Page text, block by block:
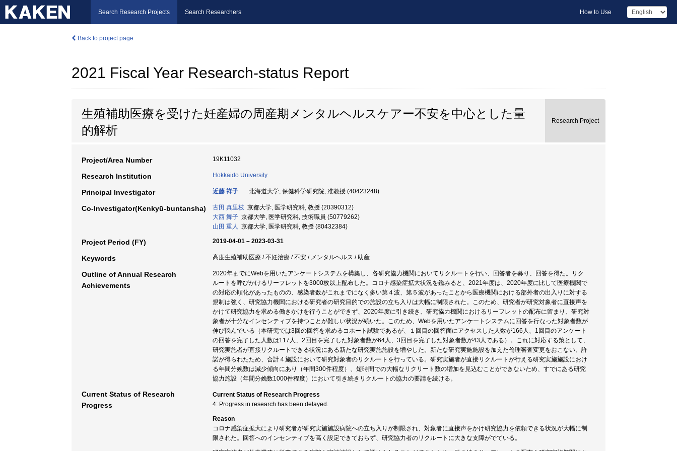
Search Research Projects Search Researchers How to Use
Back to project page
2021 Fiscal Year Research-status Report
生殖補助医療を受けた妊産婦の周産期メンタルヘルスケアー不安を中心とした量
的解析
Research Project
Project/Area Number 19K11032
Research Institution Hokkaido University
Principal Investigator 近藤 祥子 北海道大学, 保健科学研究院, 准教授 (40423248)
Co-Investigator(Kenkyū-buntansha) 古田 真里枝 京都大学, 医学研究科, 教授 (20390312)
大西 舞子 京都大学, 医学研究科, 技術職員 (50779262)
山田 重人 京都大学, 医学研究科, 教授 (80432384)
Project Period (FY) 2019-04-01 – 2023-03-31
Keywords 高度生殖補助医療 / 不妊治療 / 不安 / メンタルヘルス / 助産
Outline of Annual Research
Achievements
2020年までにWebを用いたアンケートシステムを構築し、各研究協力機関においてリクルートを行い、回答者を募り、回答を得た。リク
ルートを呼びかけるリーフレットを3000枚以上配布した。コロナ感染症拡大状況を鑑みると、2021年度は、2020年度に比して医療機関で
の対応の順化があったものの、感染者数がこれまでになく多い第４波、第５波があったことから医療機関における部外者の出入りに対する
規制は強く、研究協力機関における研究者の研究目的での施設の立ち入りは大幅に制限された。このため、研究者が研究対象者に直接声を
かけて研究協力を求める働きかけを行うことができず、2020年度に引き続き、研究協力機関におけるリーフレットの配布に留まり、研究対
象者が十分なインセンティブを持つことが難しい状況が続いた。このため、Webを用いたアンケートシステムに回答を行なった対象者数が
伸び悩んでいる（本研究では3回の回答を求めるコホート試験であるが、１回目の回答面にアクセスした人数が166人、1回目のアンケート
の回答を完了した人数は117人、2回目を完了した対象者数が64人、3回目を完了した対象者数が43人である）。これに対応する策として、
研究実施者が直接リクルートできる状況にある新たな研究実施施設を増やした。新たな研究実施施設を加えた倫理審査変更をおこない、許
諾が得られたため、合計４施設において研究対象者のリクルートを行っている。研究実施者が直接リクルートが行える研究実施施設におけ
る年間分娩数は減少傾向にあり（年間300件程度）、短時間での大幅なリクリート数の増加を見込むことができないため、すでにある研究
協力施設（年間分娩数1000件程度）において引き続きリクルートの協力の要請を続ける。
Current Status of Research
Progress
Current Status of Research Progress
4: Progress in research has been delayed.
Reason
コロナ感染症拡大により研究者が研究実施施設病院への立ち入りが制限され、対象者に直接声をかけ研究協力を依頼できる状況が大幅に制
限された。回答へのインセンティブを高く設定できておらず、研究協力者のリクルートに大きな支障がでている。